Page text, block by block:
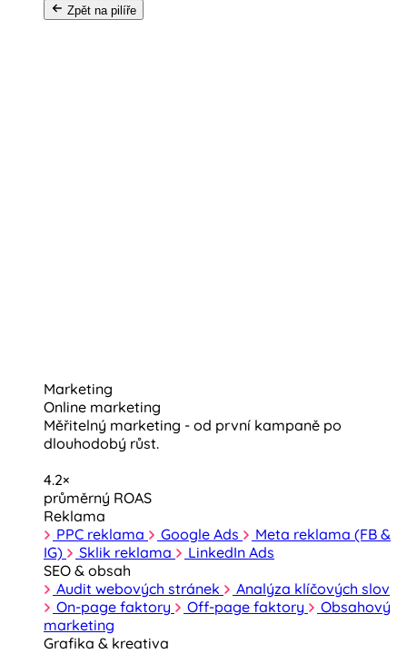
Zpět na pilíře
Marketing
Online marketing
Měřitelný marketing - od první kampaně po
dlouhodobý růst.
4.2×
průměrný ROAS
Reklama
PPC reklama
Google Ads
Meta reklama (FB &
IG)
Sklik reklama
LinkedIn Ads
SEO & obsah
Audit webových stránek
Analýza klíčových slov
On-page faktory
Off-page faktory
Obsahový
marketing
Grafika & kreativa